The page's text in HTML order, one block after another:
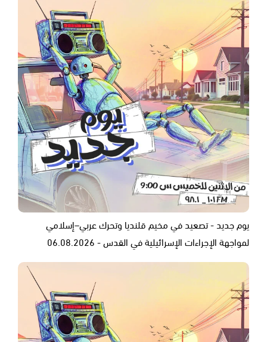
يوم جديد - تصعيد في مخيم قلنديا وتحرك عربي–إسلامي
لمواجهة الإجراءات الإسرائيلية في القدس - 06.08.2026